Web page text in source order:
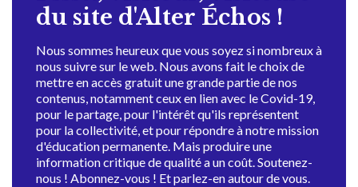
du site d'Alter Échos !
Nous sommes heureux que vous soyez si nombreux à
nous suivre sur le web. Nous avons fait le choix de
mettre en accès gratuit une grande partie de nos
contenus, notamment ceux en lien avec le Covid-19,
pour le partage, pour l'intérêt qu'ils représentent
pour la collectivité, et pour répondre à notre mission
d'éducation permanente. Mais produire une
information critique de qualité a un coût. Soutenez-
nous ! Abonnez-vous ! Et parlez-en autour de vous.